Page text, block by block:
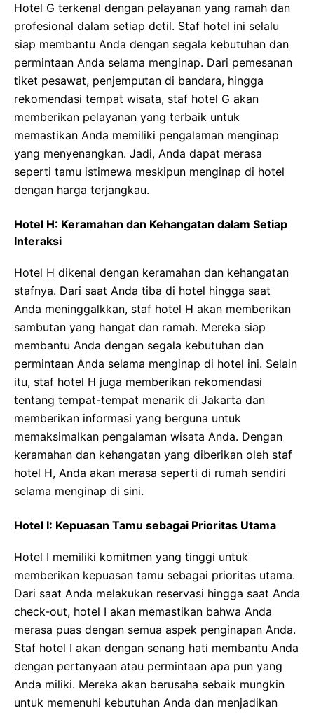
Hotel G terkenal dengan pelayanan yang ramah dan
profesional dalam setiap detil. Staf hotel ini selalu
siap membantu Anda dengan segala kebutuhan dan
permintaan Anda selama menginap. Dari pemesanan
tiket pesawat, penjemputan di bandara, hingga
rekomendasi tempat wisata, staf hotel G akan
memberikan pelayanan yang terbaik untuk
memastikan Anda memiliki pengalaman menginap
yang menyenangkan. Jadi, Anda dapat merasa
seperti tamu istimewa meskipun menginap di hotel
dengan harga terjangkau.
Hotel H: Keramahan dan Kehangatan dalam Setiap
Interaksi
Hotel H dikenal dengan keramahan dan kehangatan
stafnya. Dari saat Anda tiba di hotel hingga saat
Anda meninggalkkan, staf hotel H akan memberikan
sambutan yang hangat dan ramah. Mereka siap
membantu Anda dengan segala kebutuhan dan
permintaan Anda selama menginap di hotel ini. Selain
itu, staf hotel H juga memberikan rekomendasi
tentang tempat-tempat menarik di Jakarta dan
memberikan informasi yang berguna untuk
memaksimalkan pengalaman wisata Anda. Dengan
keramahan dan kehangatan yang diberikan oleh staf
hotel H, Anda akan merasa seperti di rumah sendiri
selama menginap di sini.
Hotel I: Kepuasan Tamu sebagai Prioritas Utama
Hotel I memiliki komitmen yang tinggi untuk
memberikan kepuasan tamu sebagai prioritas utama.
Dari saat Anda melakukan reservasi hingga saat Anda
check-out, hotel I akan memastikan bahwa Anda
merasa puas dengan semua aspek penginapan Anda.
Staf hotel I akan dengan senang hati membantu Anda
dengan pertanyaan atau permintaan apa pun yang
Anda miliki. Mereka akan berusaha sebaik mungkin
untuk memenuhi kebutuhan Anda dan menjadikan